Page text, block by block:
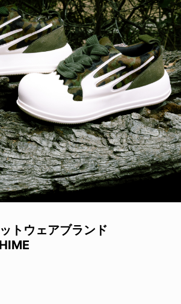
トウェアブランド